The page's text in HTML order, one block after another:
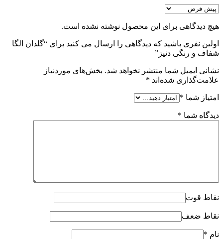
هیچ دیدگاهی برای این محصول نوشته نشده است.
اولین نفری باشید که دیدگاهی را ارسال می کنید برای “گلدان الگا
شفاف و رنگی دنیز”
نشانی ایمیل شما منتشر نخواهد شد. بخش‌های موردنیاز
علامت‌گذاری شده‌اند *
امتیاز شما *
دیدگاه شما *
نقاط قوت
نقاط ضعف
نام *